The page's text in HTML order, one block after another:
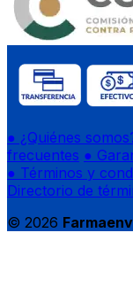
● ¿Quiénes
frecuentes ●
● Términos y
Directorio de
© 2026